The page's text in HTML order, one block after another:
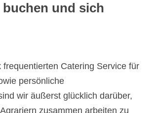
und sich
Catering Service für
persönliche
wir äußerst glücklich darüber,
zusammen arbeiten zu